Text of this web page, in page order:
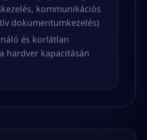
kommunikációs
dokumentumkezelés)
és korlátlan
hardver kapacitásán